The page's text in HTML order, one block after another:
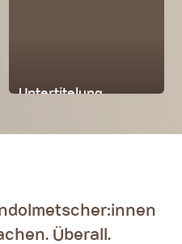
Untertitelung
Überall.